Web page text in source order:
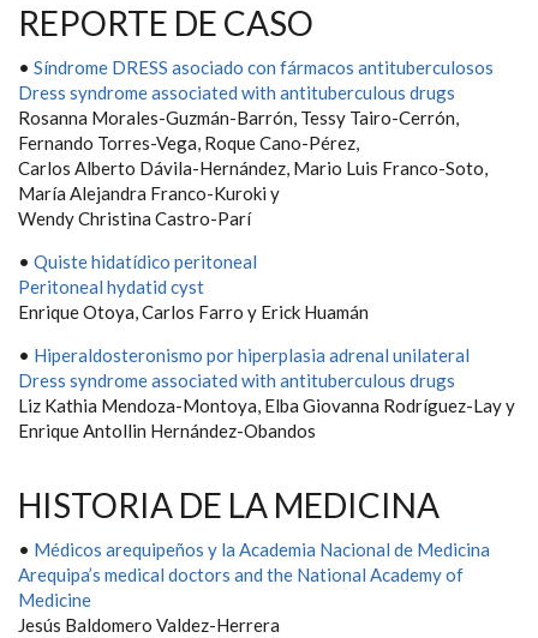
REPORTE DE CASO
• Síndrome DRESS asociado con fármacos antituberculosos
Dress syndrome associated with antituberculous drugs
Rosanna Morales-Guzmán-Barrón, Tessy Tairo-Cerrón,
Fernando Torres-Vega, Roque Cano-Pérez,
Carlos Alberto Dávila-Hernández, Mario Luis Franco-Soto,
María Alejandra Franco-Kuroki y
Wendy Christina Castro-Parí
• Quiste hidatídico peritoneal
Peritoneal hydatid cyst
Enrique Otoya, Carlos Farro y Erick Huamán
• Hiperaldosteronismo por hiperplasia adrenal unilateral
Dress syndrome associated with antituberculous drugs
Liz Kathia Mendoza-Montoya, Elba Giovanna Rodríguez-Lay y
Enrique Antollin Hernández-Obandos
HISTORIA DE LA MEDICINA
• Médicos arequipeños y la Academia Nacional de Medicina
Arequipa’s medical doctors and the National Academy of
Medicine
Jesús Baldomero Valdez-Herrera